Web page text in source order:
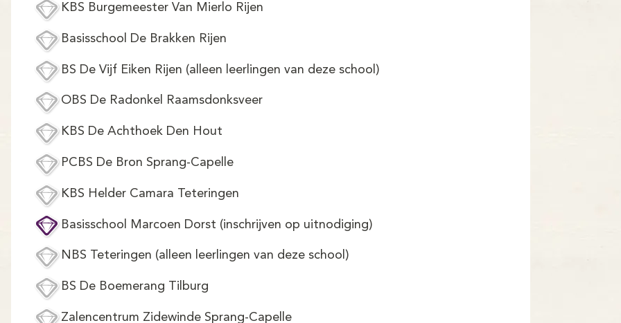
KBS Burgemeester Van Mierlo Rijen
Basisschool De Brakken Rijen
BS De Vijf Eiken Rijen (alleen leerlingen van deze school)
OBS De Radonkel Raamsdonksveer
KBS De Achthoek Den Hout
PCBS De Bron Sprang-Capelle
KBS Helder Camara Teteringen
Basisschool Marcoen Dorst (inschrijven op uitnodiging)
NBS Teteringen (alleen leerlingen van deze school)
BS De Boemerang Tilburg
Zalencentrum Zidewinde Sprang-Capelle